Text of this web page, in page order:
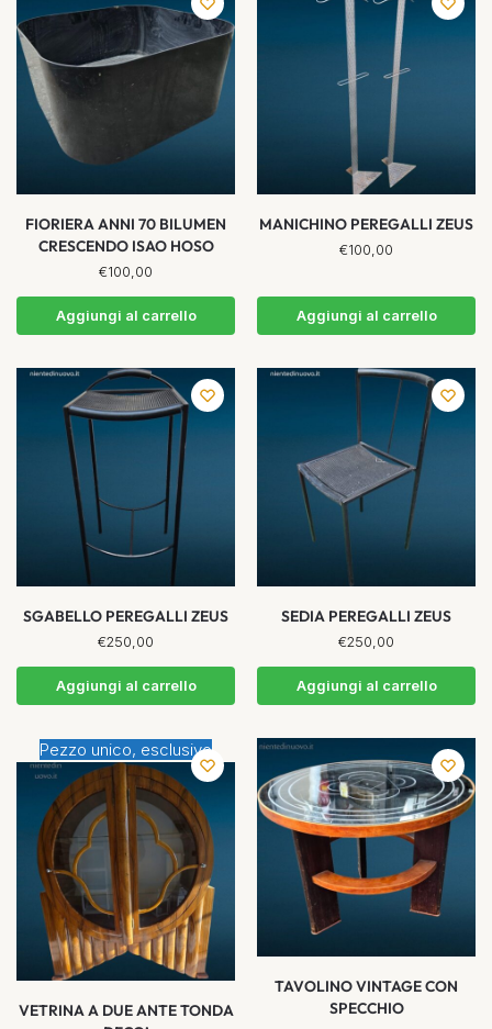
FIORIERA ANNI 70 BILUMEN
CRESCENDO ISAO HOSO
€100,00
Aggiungi al carrello
MANICHINO PEREGALLI ZEUS
€100,00
Aggiungi al carrello
SGABELLO PEREGALLI ZEUS
€250,00
Aggiungi al carrello
SEDIA PEREGALLI ZEUS
€250,00
Aggiungi al carrello
Pezzo unico, esclusivo
VETRINA A DUE ANTE TONDA
TAVOLINO VINTAGE CON
SPECCHIO